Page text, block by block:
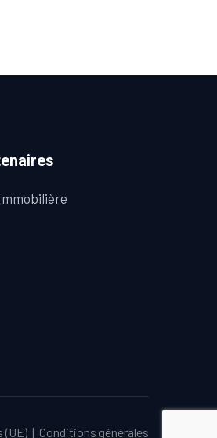
(UE) | Conditions générales